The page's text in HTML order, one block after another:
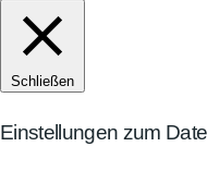
Schließen
Einstellungen zum